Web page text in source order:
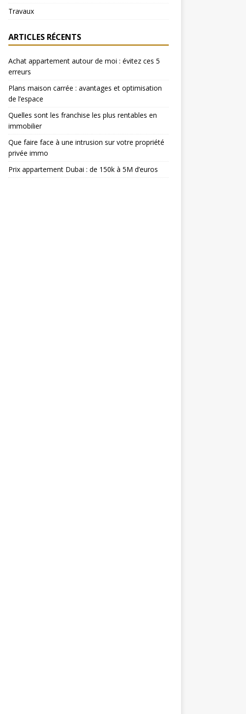
Travaux
ARTICLES RÉCENTS
Achat appartement autour de moi : évitez ces 5
erreurs
Plans maison carrée : avantages et optimisation
de l’espace
Quelles sont les franchise les plus rentables en
immobilier
Que faire face à une intrusion sur votre propriété
privée immo
Prix appartement Dubai : de 150k à 5M d’euros